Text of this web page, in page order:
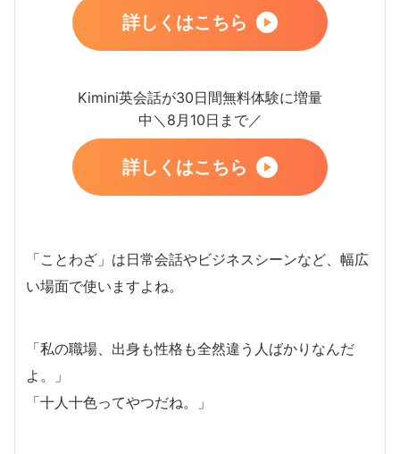
詳しくはこちら
Kimini英会話が30日間無料体験に増量
中＼8月10日まで／
詳しくはこちら
「ことわざ」は日常会話やビジネスシーンなど、幅広
い場面で使いますよね。
「私の職場、出身も性格も全然違う人ばかりなんだ
よ。」
「十人十色ってやつだね。」